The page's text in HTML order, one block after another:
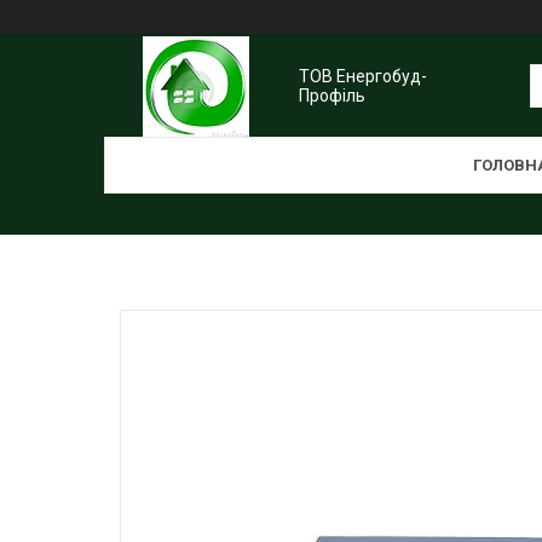
ТОВ Енергобуд-
Профіль